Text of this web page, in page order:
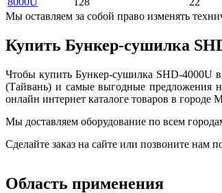
Мы оставляем за собой право изменять
Купить Бункер-сушилка
Чтобы купить Бункер-сушилка SHD-4000U
(Тайвань) и самые выгодные предложения
онлайн интернет каталоге товаров в городе
Мы доставляем оборудование по всем
Сделайте заказ на сайте или позвоните нам
Область применения